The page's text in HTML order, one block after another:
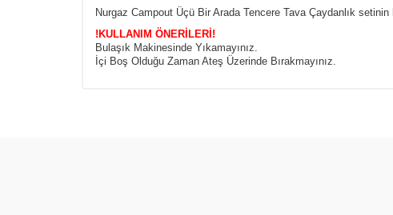
Nurgaz Campout Üçü Bir Arada Tencere Tava Çaydanlık setinin
!KULLANIM ÖNERİLERİ!
Bulaşık Makinesinde Yıkamayınız.
İçi Boş Olduğu Zaman Ateş Üzerinde Bırakmayınız.